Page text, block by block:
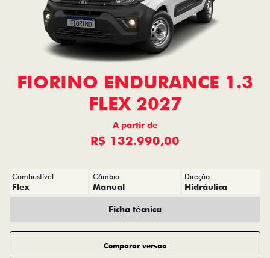
FIORINO ENDURANCE 1.3
FLEX 2027
A partir de
R$ 132.990,00
Combustível
Flex
Câmbio
Manual
Direção
Hidráulica
Ficha técnica
Comparar versão